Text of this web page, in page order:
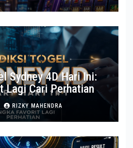
Sydney 4D Hari Ini:
Lagi Cari Perhatian
RIZKY MAHENDRA